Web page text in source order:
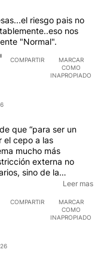
riesgo pais no
nos
"Normal".
COMPARTIR
MARCAR
COMO
INAPROPIADO
que “para ser un
el cepo a las
mucho más
externa no
sino de la
que basa gran parte
muchas divisas,
poca mano
problemático en
de habitantes.
Leer mas
COMPARTIR
MARCAR
COMO
INAPROPIADO